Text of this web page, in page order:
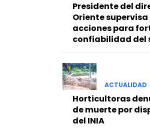
Presidente del
Oriente
acciones para
confiabilidad del
ACTUALIDAD
Horticultoras
de muerte por
del INIA